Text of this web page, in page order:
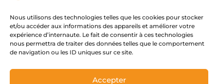
Nous utilisons des technologies telles que les cookies pour stocker
et/ou accéder aux informations des appareils et améliorer votre
expérience d’internaute. Le fait de consentir à ces technologies
nous permettra de traiter des données telles que le comportement
de navigation ou les ID uniques sur ce site.
Accepter
Contact